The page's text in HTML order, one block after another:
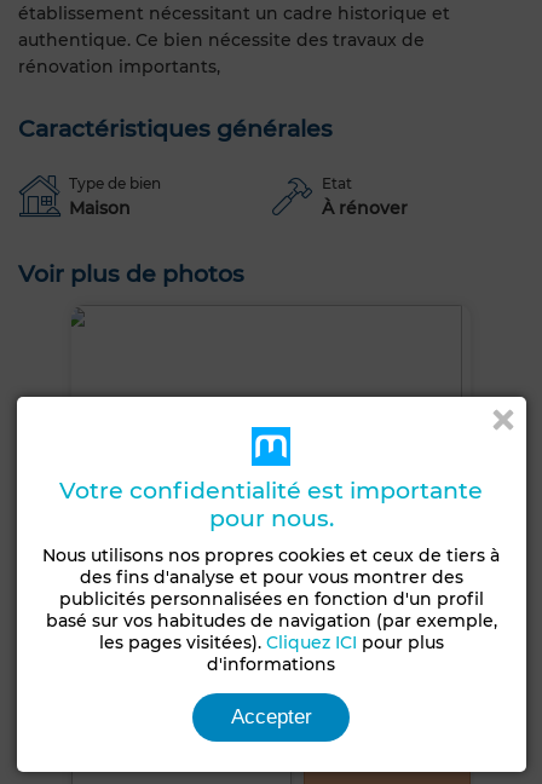
établissement nécessitant un cadre historique et
authentique. Ce bien nécessite des travaux de
rénovation importants,
Caractéristiques générales
Type de bien
Maison
Etat
À rénover
Voir plus de photos
+2 PHOTOS
Votre confidentialité est importante
pour nous.
Nous utilisons nos propres cookies et ceux de tiers à
des fins d'analyse et pour vous montrer des
publicités personnalisées en fonction d'un profil
basé sur vos habitudes de navigation (par exemple,
les pages visitées). Cliquez ICI pour plus
d'informations
Accepter